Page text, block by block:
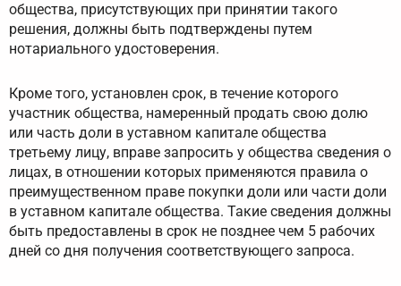
общества, присутствующих при принятии такого
решения, должны быть подтверждены путем
нотариального удостоверения.
Кроме того, установлен срок, в течение которого
участник общества, намеренный продать свою долю
или часть доли в уставном капитале общества
третьему лицу, вправе запросить у общества сведения о
лицах, в отношении которых применяются правила о
преимущественном праве покупки доли или части доли
в уставном капитале общества. Такие сведения должны
быть предоставлены в срок не позднее чем 5 рабочих
дней со дня получения соответствующего запроса.